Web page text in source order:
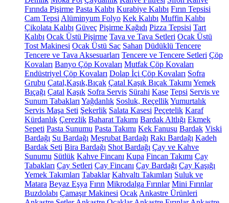
Fırında Pişirme Pasta Kalıbı Kurabiye Kalıbı Fırın Tepsisi
Cam Tepsi Alüminyum Folyo Kek Kalıbı Muffin Kalıbı
Çikolata Kalıbı Güveç Pişirme Kağıdı Pizza Tepsisi Tart
Kalıbı Ocak Üstü Pişirme Tava ve Tava Setleri Ocak Üstü
Tost Makinesi Ocak Üstü Sac Sahan Düdüklü Tencere
Tencere ve Tava Aksesuarları Tencere ve Tencere Setleri Çöp
Kovaları Banyo Çöp Kovaları Mutfak Çöp Kovaları
Endüstriyel Çöp Kovaları Dolap İçi Çöp Kovaları Sofra
Grubu Çatal,Kaşık,Bıçak Çatal Kaşık Bıçak Takımı Yemek
Bıçağı Çatal Kaşık Sofra Servis Sürahi Kase Tepsi Servis ve
Sunum Tabakları Yağdanlık Sosluk, ReçellikYumurtalık
Servis Maşa Seti Şekerlik Salata Kasesi Peçetelik Karaf
Kürdanlık Çerezlik Baharat Takımı Bardak Altlığı Ekmek
Sepeti Pasta Sunumu Pasta Takımı Kek Fanusu Bardak Viski
Bardağı Su Bardağı Meşrubat Bardağı Rakı Bardağı Kadeh
Bardak Seti Bira Bardağı Shot Bardağı Çay ve Kahve
Sunumu Sütlük Kahve Fincanı Kupa Fincan Takımı Çay
Tabakları Çay Setleri Çay Fincanı Çay Bardağı Çay Kaşığı
Yemek Takımları Tabaklar Kahvaltı Takımları Suluk ve
Matara Beyaz Eşya Fırın Mikrodalga Fırınlar Mini Fırınlar
Buzdolabı Çamaşır Makinesi Ocak Ankastre Ürünleri